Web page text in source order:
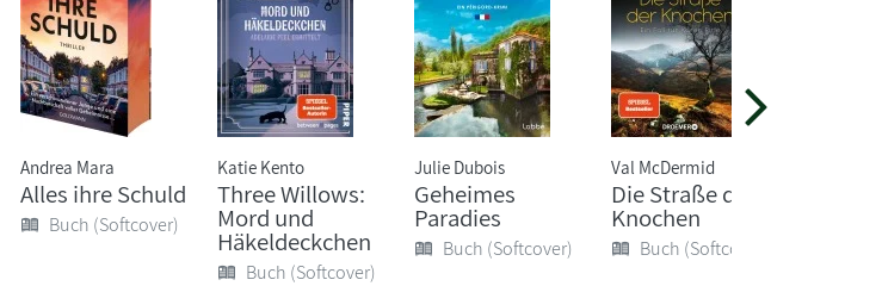
Andrea Mara
Alles ihre Schuld
Buch (Softcover)
Katie Kento
Three Willows:
Mord und
Häkeldeckchen
Buch (Softcover)
Julie Dubois
Geheimes
Paradies
Buch (Softcover)
Val McDermid
Die Straße der
Knochen
Buch (Softcover)